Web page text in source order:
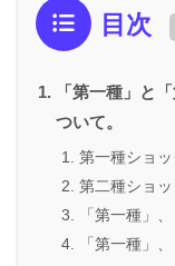
目次
「第一種」と
ついて。
第一種ショ
第二種ショ
「第一種」
「第一種」